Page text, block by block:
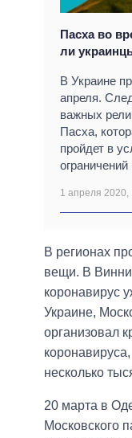
Пасха во
ли
В Украине
апреля.
важных
Пасха,
пройдет в
1 апреля 2020,
В регионах
вещи. В
коронавирус
Украине,
организовал
несколько
20 марта в
Московского